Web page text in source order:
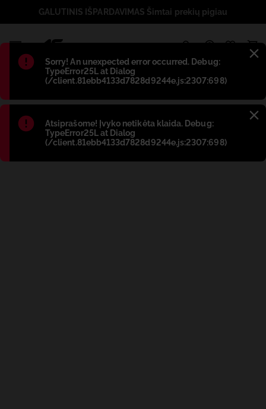
Błąd:
Sorry! An unexpected error occurred. Debug:
TypeError25L at Dialog
(/client.81ebb4133d7828d9244e.js:2307:698)
Błąd:
Atsiprašome! Įvyko netikėta klaida. Debug:
TypeError25L at Dialog
(/client.81ebb4133d7828d9244e.js:2307:698)
GALUTINIS IŠPARDAVIMAS Šimtai prekių pigiau